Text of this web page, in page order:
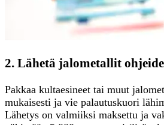
2. Lähetä jalometallit
Pakkaa kultaesineet tai muut
mukaisesti ja vie palautuskuori
Lähetys on valmiiksi maksettu ja